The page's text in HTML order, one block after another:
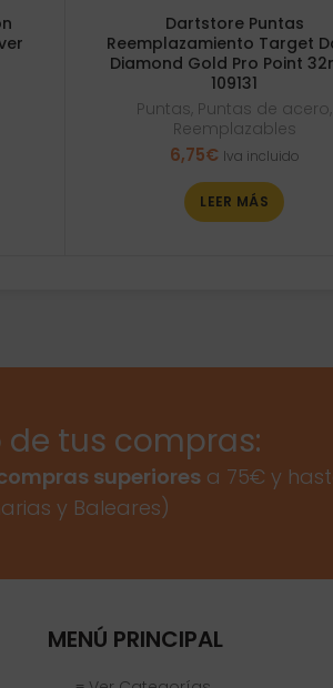
Dartstore Puntas
Reemplazamiento Target
Diamond Gold Pro Point
109131
Puntas, Puntas de acero,
Reemplazables
6,75€ Iva incluido
LEER MÁS
de tus compras:
superiores a 75€ y
y Baleares)
MENÚ PRINCIPAL